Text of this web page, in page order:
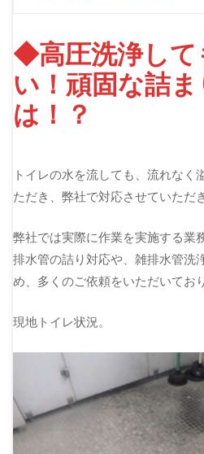
◆高圧洗浄して
い！頑固な詰
は！？
トイレの水を流しても、流れなく
ただき、弊社で対応させていただ
弊社では実際に作業を実施する業
排水管の詰り対応や、雑排水管洗
め、多くのご依頼をいただいてお
現地トイレ状況。